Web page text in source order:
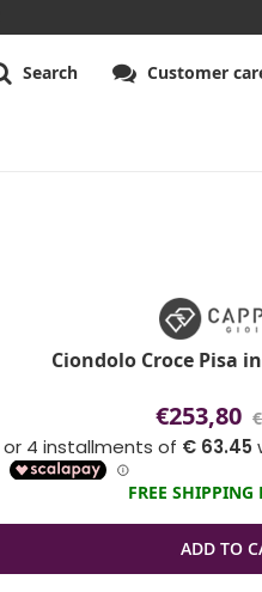
Search Customer
Ciondolo Croce Pisa
€253,80
FREE SHIPPING